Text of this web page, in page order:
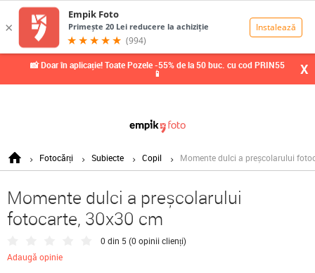
📸 Doar în aplicație! Toate Pozele -55% de la 50 buc. cu cod PRIN55
📱 X
Fotocărți Subiecte Copil Momente dulci a preșcolarului
Momente dulci a preșcolarului
fotocarte, 30x30 cm
0 din 5 (0 opinii clienți)
Adaugă opinie